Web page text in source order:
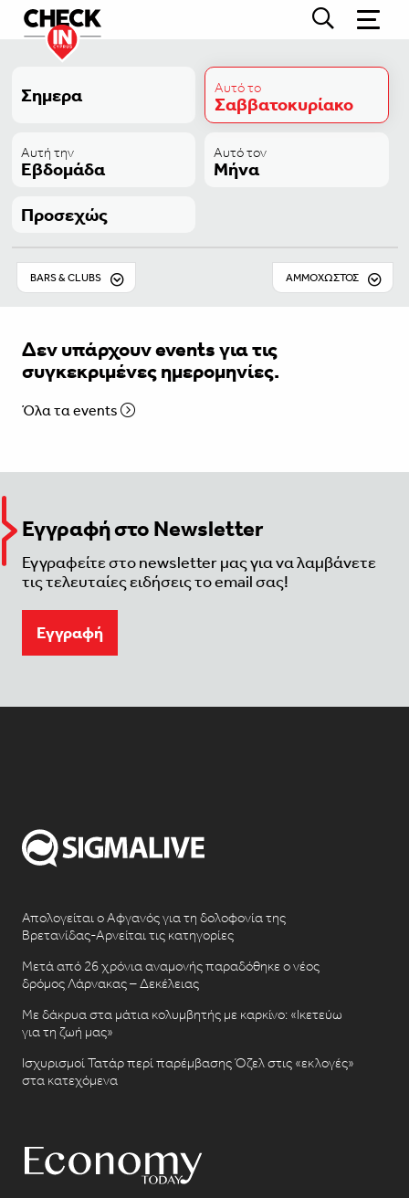
Σημερα Αυτό το
Σαββατοκυρίακο
Αυτή την
Εβδομάδα
Αυτό τον
Μήνα
Προσεχώς
BARS & CLUBS ΑΜΜΌΧΩΣΤΟΣ
Δεν υπάρχουν events για τις
συγκεκριμένες ημερομηνίες.
Όλα τα events
Εγγραφή στο Newsletter
Εγγραφείτε στο newsletter μας για να λαμβάνετε
τις τελευταίες ειδήσεις το email σας!
Eγγραφή
Απολογείται ο Αφγανός για τη δολοφονία της
Βρετανίδας-Αρνείται τις κατηγορίες
Μετά από 26 χρόνια αναμονής παραδόθηκε ο νέος
δρόμος Λάρνακας – Δεκέλειας
Με δάκρυα στα μάτια κολυμβητής με καρκίνο: «Ικετεύω
για τη ζωή μας»
Ισχυρισμοί Τατάρ περί παρέμβασης Όζελ στις «εκλογές»
στα κατεχόμενα